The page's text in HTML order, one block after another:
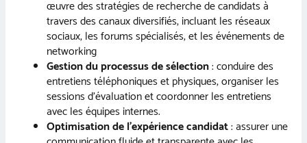
œuvre des stratégies de recherche de candidats à
travers des canaux diversifiés, incluant les réseaux
sociaux, les forums spécialisés, et les événements de
networking
Gestion du processus de sélection: conduire des
entretiens téléphoniques et physiques, organiser les
sessions d’évaluation et coordonner les entretiens
avec les équipes internes.
Optimisation de l’expérience candidat: assurer une